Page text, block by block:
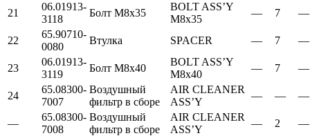
21
06.01913-
3118
Болт М8х35
BOLT ASS’Y
M8x35
— 7 —
22
65.90710-
0080
Втулка SPACER — 7 —
23
06.01913-
3119
Болт М8х40
BOLT ASS’Y
M8x40
— 7 —
24
65.08300-
7007
Воздушный
фильтр в сборе
AIR CLEANER
ASS’Y
— — —
—
65.08300-
7008
Воздушный
фильтр в сборе
AIR CLEANER
ASS’Y
— 2 —